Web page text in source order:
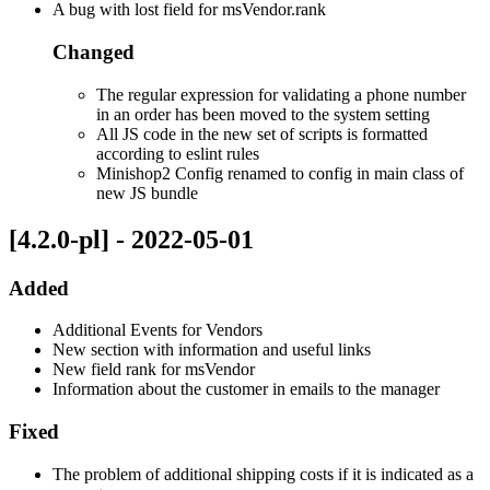
A bug with lost field for msVendor.rank
Changed
The regular expression for validating a phone number
in an order has been moved to the system setting
All JS code in the new set of scripts is formatted
according to eslint rules
Minishop2 Config renamed to config in main class of
new JS bundle
[4.2.0-pl] - 2022-05-01
Added
Additional Events for Vendors
New section with information and useful links
New field rank for msVendor
Information about the customer in emails to the manager
Fixed
The problem of additional shipping costs if it is indicated as a